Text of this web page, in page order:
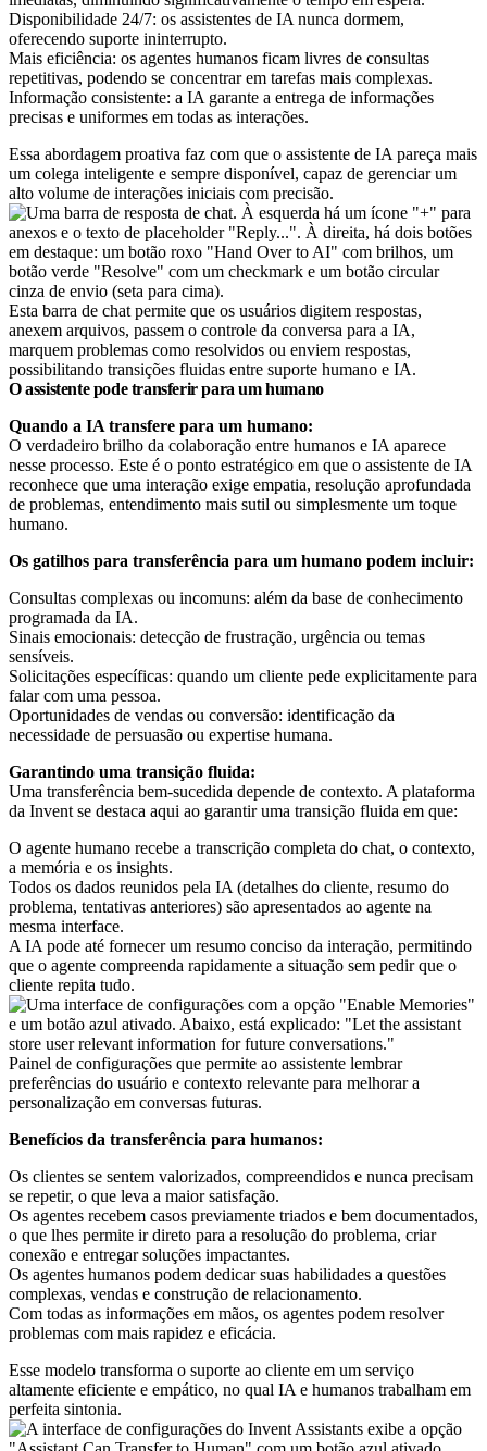
Disponibilidade 24/7: os assistentes de IA nunca dormem,
oferecendo suporte ininterrupto.
Mais eficiência: os agentes humanos ficam livres de consultas
repetitivas, podendo se concentrar em tarefas mais complexas.
Informação consistente: a IA garante a entrega de informações
precisas e uniformes em todas as interações.
Essa abordagem proativa faz com que o assistente de IA pareça mais
um colega inteligente e sempre disponível, capaz de gerenciar um
alto volume de interações iniciais com precisão.
Esta barra de chat permite que os usuários digitem respostas,
anexem arquivos, passem o controle da conversa para a IA,
marquem problemas como resolvidos ou enviem respostas,
possibilitando transições fluidas entre suporte humano e IA.
O assistente pode transferir para um humano
Quando a IA transfere para um humano:
O verdadeiro brilho da colaboração entre humanos e IA aparece
nesse processo. Este é o ponto estratégico em que o assistente de IA
reconhece que uma interação exige empatia, resolução aprofundada
de problemas, entendimento mais sutil ou simplesmente um toque
humano.
Os gatilhos para transferência para um humano podem incluir:
Consultas complexas ou incomuns: além da base de conhecimento
programada da IA.
Sinais emocionais: detecção de frustração, urgência ou temas
sensíveis.
Solicitações específicas: quando um cliente pede explicitamente para
falar com uma pessoa.
Oportunidades de vendas ou conversão: identificação da
necessidade de persuasão ou expertise humana.
Garantindo uma transição fluida:
Uma transferência bem-sucedida depende de contexto. A plataforma
da Invent se destaca aqui ao garantir uma transição fluida em que:
O agente humano recebe a transcrição completa do chat, o contexto,
a memória e os insights.
Todos os dados reunidos pela IA (detalhes do cliente, resumo do
problema, tentativas anteriores) são apresentados ao agente na
mesma interface.
A IA pode até fornecer um resumo conciso da interação, permitindo
que o agente compreenda rapidamente a situação sem pedir que o
cliente repita tudo.
Painel de configurações que permite ao assistente lembrar
preferências do usuário e contexto relevante para melhorar a
personalização em conversas futuras.
Benefícios da transferência para humanos:
Os clientes se sentem valorizados, compreendidos e nunca precisam
se repetir, o que leva a maior satisfação.
Os agentes recebem casos previamente triados e bem documentados,
o que lhes permite ir direto para a resolução do problema, criar
conexão e entregar soluções impactantes.
Os agentes humanos podem dedicar suas habilidades a questões
complexas, vendas e construção de relacionamento.
Com todas as informações em mãos, os agentes podem resolver
problemas com mais rapidez e eficácia.
Esse modelo transforma o suporte ao cliente em um serviço
altamente eficiente e empático, no qual IA e humanos trabalham em
perfeita sintonia.